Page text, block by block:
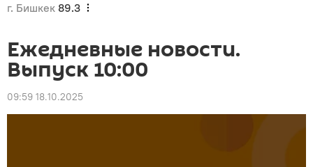
г. Бишкек 89.3
Ежедневные новости.
Выпуск 10:00
09:59 18.10.2025